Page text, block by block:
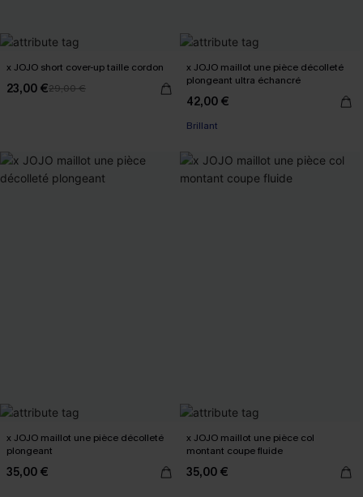
x JOJO short cover-up taille cordon
23,00 €29,00 €
x JOJO maillot une pièce décolleté
plongeant ultra échancré
42,00 €
Brillant
x JOJO maillot une pièce décolleté
plongeant
35,00 €
x JOJO maillot une pièce col
montant coupe fluide
35,00 €